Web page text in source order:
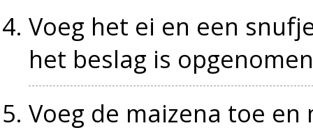
Voeg het ei en een
het beslag is
Voeg de maizena toe